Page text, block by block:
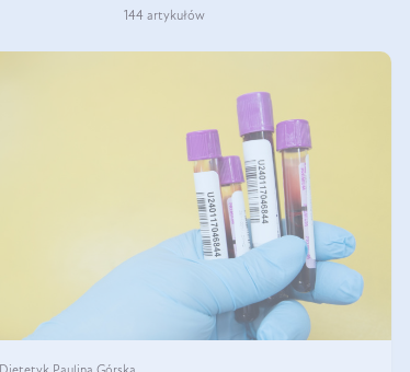
144 artykułów